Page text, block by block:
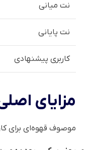
نت میانی
نت پایانی
کاربری پیشنهادی
مزایای
موصوف قهوه‌ای برای